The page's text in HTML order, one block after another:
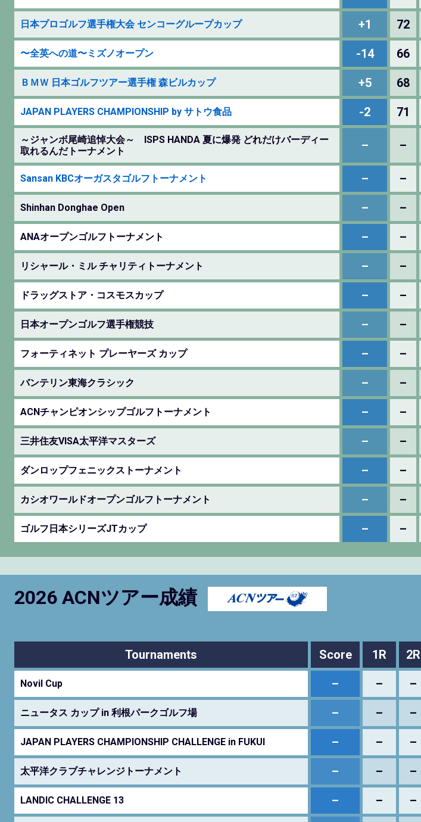
日本プロゴルフ選手権大会 センコーグループカップ +1 72
〜全英への道〜ミズノオープン -14 66
ＢＭＷ 日本ゴルフツアー選手権 森ビルカップ +5 68
JAPAN PLAYERS CHAMPIONSHIP by サトウ食品 -2 71
～ジャンボ尾崎追悼大会～ ISPS HANDA 夏に爆発 どれだけバーディー
取れるんだトーナメント
– –
Sansan KBCオーガスタゴルフトーナメント – –
Shinhan Donghae Open – –
ANAオープンゴルフトーナメント – –
リシャール・ミル チャリティトーナメント – –
ドラッグストア・コスモスカップ – –
日本オープンゴルフ選手権競技 – –
フォーティネット プレーヤーズ カップ – –
バンテリン東海クラシック – –
ACNチャンピオンシップゴルフトーナメント – –
三井住友VISA太平洋マスターズ – –
ダンロップフェニックストーナメント – –
カシオワールドオープンゴルフトーナメント – –
ゴルフ日本シリーズJTカップ – –
2026 ACNツアー成績
Tournaments Score 1R 2R
Novil Cup – – –
ニュータス カップ in 利根パークゴルフ場 – – –
JAPAN PLAYERS CHAMPIONSHIP CHALLENGE in FUKUI – – –
太平洋クラブチャレンジトーナメント – – –
LANDIC CHALLENGE 13 – – –